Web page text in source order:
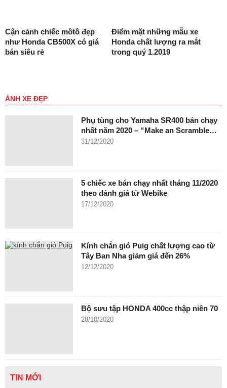
Cận cảnh chiếc môtô đẹp
như Honda CB500X có giá
bán siêu rẻ
Điểm mặt những mẫu xe
Honda chất lượng ra mắt
trong quý 1.2019
ẢNH XE ĐẸP
Phụ tùng cho Yamaha SR400 bán chạy
nhất năm 2020 – “Make an Scramble…
31/12/2020
5 chiếc xe bán chạy nhất tháng 11/2020
theo đánh giá từ Webike
17/12/2020
Kính chắn gió Puig chất lượng cao từ
Tây Ban Nha giảm giá đến 26%
12/12/2020
Bộ sưu tập HONDA 400cc thập niên 70
28/10/2020
TIN MỚI